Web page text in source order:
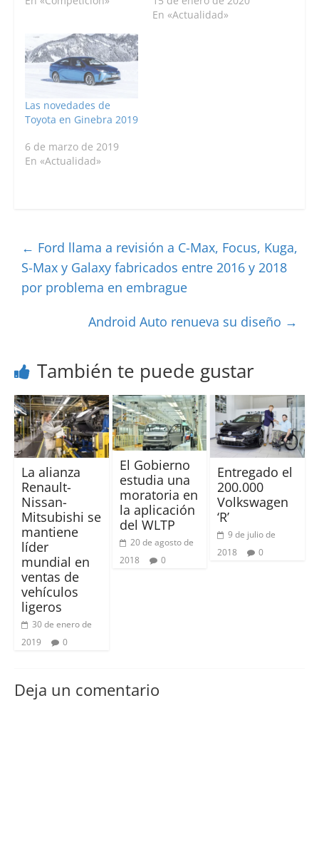
En «Actualidad»
Las novedades de
Toyota en Ginebra 2019
6 de marzo de 2019
En «Actualidad»
← Ford llama a revisión a C-Max, Focus, Kuga,
S-Max y Galaxy fabricados entre 2016 y 2018
por problema en embrague
Android Auto renueva su diseño →
También te puede gustar
La alianza
Renault-
Nissan-
Mitsubishi se
mantiene
líder
mundial en
ventas de
vehículos
ligeros
30 de enero de
2019
0
El Gobierno
estudia una
moratoria en
la aplicación
del WLTP
20 de agosto de
2018
0
Entregado el
200.000
Volkswagen
‘R’
9 de julio de
2018
0
Deja un comentario